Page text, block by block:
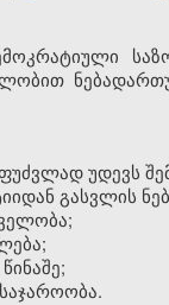
უდევს
გასვლის
საჯაროობა.